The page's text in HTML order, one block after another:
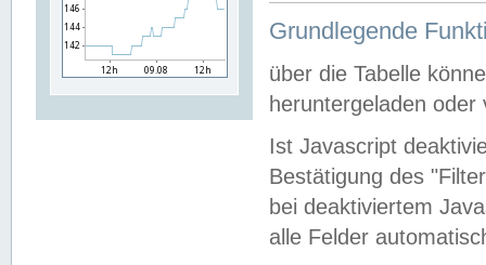
Grundlegende
über die Tabelle
heruntergeladen oder
Ist Javascript
Bestätigung des
bei deaktiviertem
alle Felder